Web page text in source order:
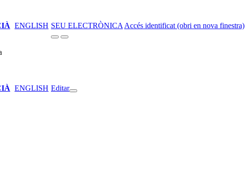
ENGLISH SEU ELECTRÒNICA Accés identificat (obri en nova finestra)
ENGLISH Editar